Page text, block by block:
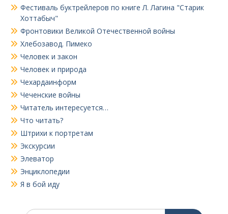
Фестиваль буктрейлеров по книге Л. Лагина "Старик
Хоттабыч"
Фронтовики Великой Отечественной войны
Хлебозавод. Пимеко
Человек и закон
Человек и природа
Чехардаинформ
Чеченские войны
Читатель интересуется…
Что читать?
Штрихи к портретам
Экскурсии
Элеватор
Энциклопедии
Я в бой иду